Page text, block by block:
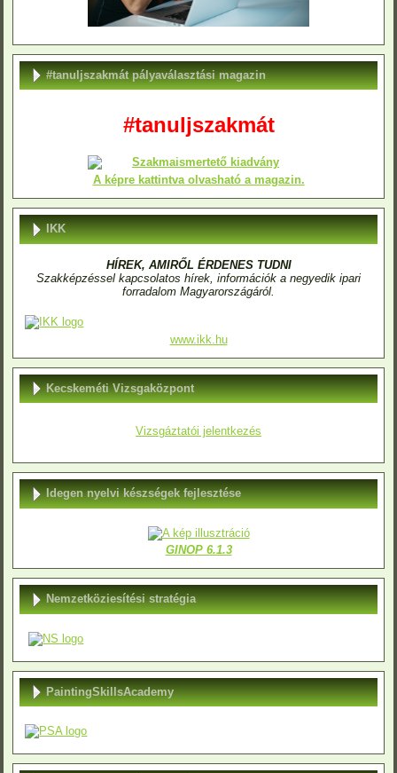
#tanuljszakmát pályaválasztási magazin
#tanuljszakmát
A képre kattintva olvasható a magazin.
IKK
HÍREK, AMIRŐL ÉRDENES TUDNI
Szakképzéssel kapcsolatos hírek, információk a negyedik ipari
forradalom Magyarországáról.
www.ikk.hu
Kecskeméti Vizsgaközpont
Vizsgáztatói jelentkezés
Idegen nyelvi készségek fejlesztése
GINOP 6.1.3
Nemzetköziesítési stratégia
PaintingSkillsAcademy